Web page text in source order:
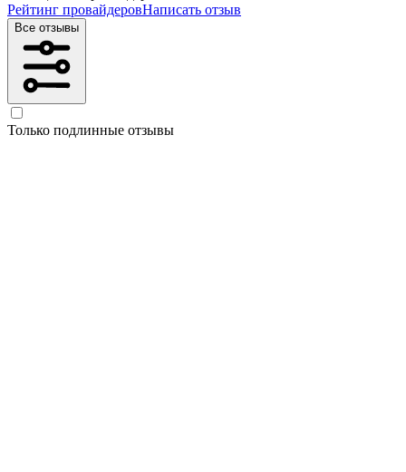
Рейтинг провайдеровНаписать отзыв
Все отзывы
Только подлинные отзывы